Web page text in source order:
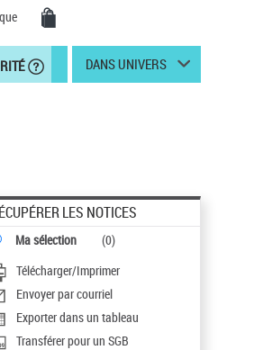
DANS UNIVERS
LES NOTICES
Ma sélection (0)
Télécharger/Imprimer
Envoyer par courriel
Exporter dans un tableau
Transférer pour un SGB